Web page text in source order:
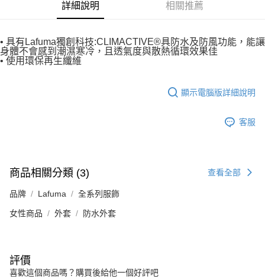
詳細說明 相關推薦
• 具有Lafuma獨創科技:CLIMACTIVE®具防水及防風功能，能讓
身體不會感到潮濕寒冷，且透氣度與散熱循環效果佳
• 使用環保再生纖維
顯示電腦版詳細說明
客服
商品相關分類 (3) 查看全部
品牌 Lafuma 全系列服飾
女性商品 外套 防水外套
評價
喜歡這個商品嗎？購買後給他一個好評吧